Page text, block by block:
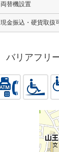
両替機設置
現金振込・硬貨取扱
バリアフリ